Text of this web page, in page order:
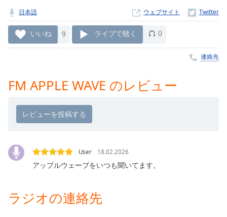
live
LIVE
Remaining
Time-
Rate
Chapters
Chapters
Descriptions
descriptions
Subtitles
日本語 ウェブサイト
いいね 9 ライブで聴く 0
連絡先
FM APPLE WAVE のレビュー
User 18.02.2026
アップルウェーブをいつも聞いてます。
ラジオの連絡先